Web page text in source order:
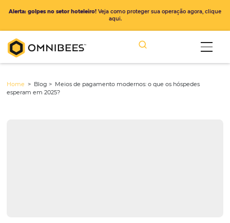
Alerta: golpes no setor hoteleiro!Veja como proteger sua operação